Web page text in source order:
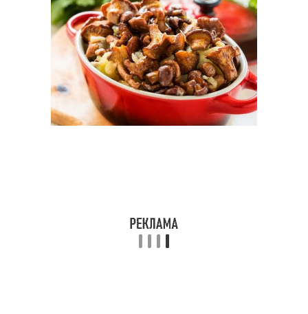
Блюда с картошкой
Фаршированная
картошка
Лепешка из картошки
Картошка с грибами-
подосиновиками